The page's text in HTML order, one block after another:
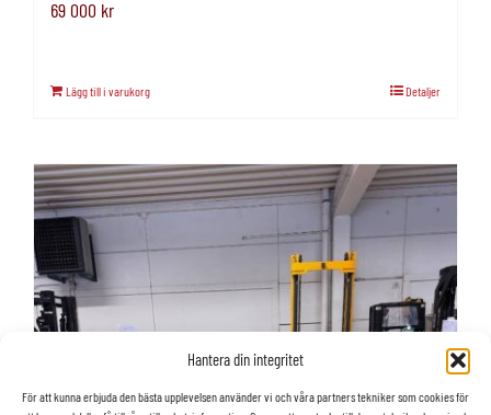
Hantera din integritet
För att kunna erbjuda den bästa upplevelsen använder vi och våra partners tekniker som cookies för
69 000 kr
Lägg till i varukorg Detaljer